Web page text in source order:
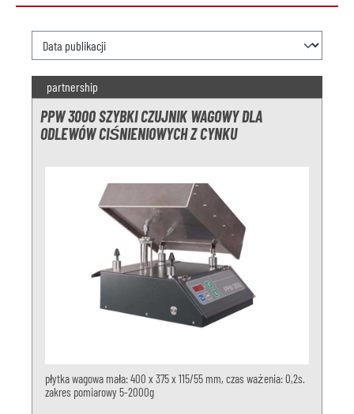
partnership
PPW 3000 SZYBKI CZUJNIK WAGOWY DLA
ODLEWÓW CIŚNIENIOWYCH Z CYNKU
płytka wagowa mała: 400 x 375 x 115/55 mm, czas ważenia: 0,2s.
zakres pomiarowy 5-2000g